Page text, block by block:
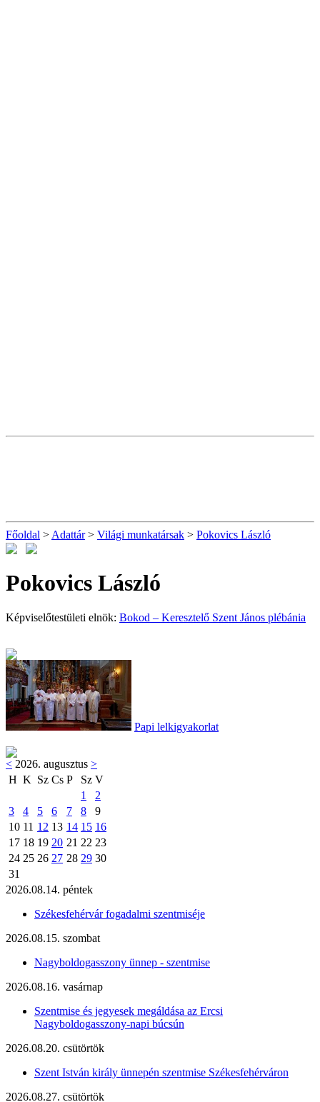
Főoldal > Adattár> Világi munkatársak > Pokovics László
Pokovics László
Képviselőtestületi elnök: Bokod – Keresztelő Szent János plébánia
Papi lelkigyakorlat
< 2026. augusztus >
H K Sz Cs P Sz V
1
2
3
4 5 6 7 8
9
10 11 12 13 14 15 16
17 18 19 20 21 22 23
24 25 26 27 28 29 30
31
2026.08.14. péntek
Székesfehérvár fogadalmi szentmiséje
2026.08.15. szombat
Nagyboldogasszony ünnep - szentmise
2026.08.16. vasárnap
Szentmise és jegyesek megáldása az Ercsi
Nagyboldogasszony-napi búcsún
2026.08.20. csütörtök
Szent István király ünnepén szentmise Székesfehérváron
2026.08.27. csütörtök